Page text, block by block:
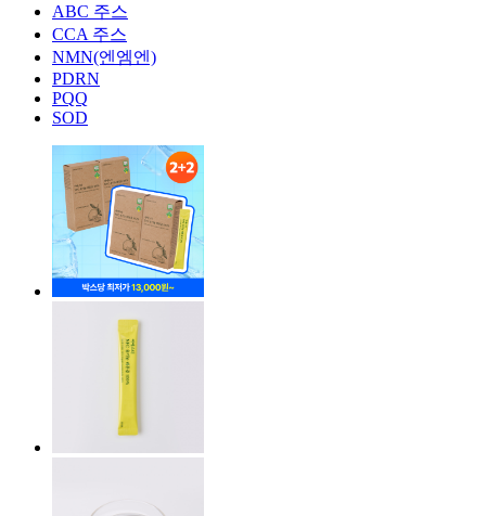
ABC 주스
CCA 주스
NMN(엔엠엔)
PDRN
PQQ
SOD